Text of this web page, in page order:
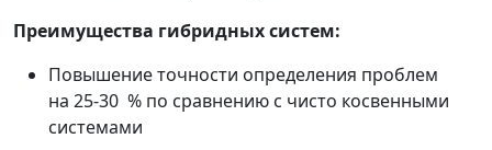
Преимущества гибридных систем:
Повышение точности определения проблем
на 25-30 % по сравнению с чисто косвенными
системами